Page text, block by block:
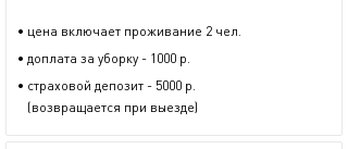
• цена включает проживание 2 чел.
• доплата за уборку - 1000 р.
• страховой депозит - 5000 р.
(возвращается при выезде)